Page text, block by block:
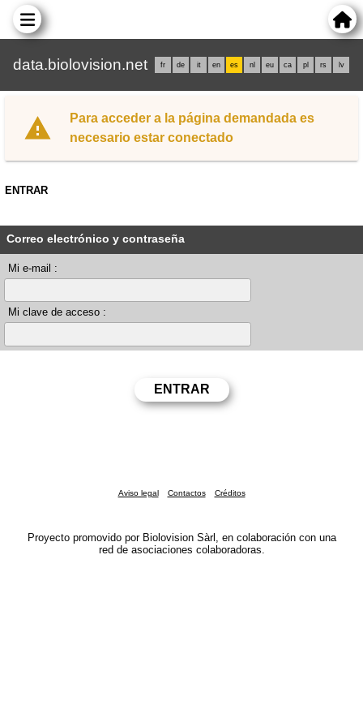
data.biolovision.net fr de it en es nl eu ca pl rs lv
Para acceder a la página demandada es
necesario estar conectado
ENTRAR
Correo electrónico y contraseña
Mi e-mail :
Mi clave de acceso :
Aviso legal Contactos Créditos
Proyecto promovido por Biolovision Sàrl, en colaboración con una
red de asociaciones colaboradoras.